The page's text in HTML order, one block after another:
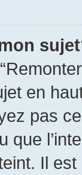
en
pas
que
Il